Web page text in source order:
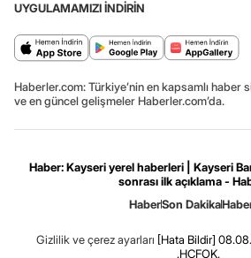
UYGULAMAMIZI İNDİRİN
Haberler.com: Türkiye’nin en kapsamlı haber
ve en güncel gelişmeler Haberler.com’da.
Haber: Kayseri yerel haberleri | Kayseri
sonrası ilk açıklama -
HaberSon Dakika
Gizlilik ve çerez ayarları [Hata Bildir]
.HCFOK.